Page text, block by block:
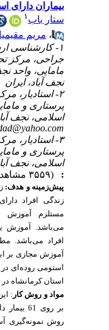
بیماران دارای
ستار باب
،مریم مقیمیان
۱- کارشناسی
جراحی، مرکز
مامایی، واحد
نجف آباد، ایران
۲- استادیار،
پرستاری و
اسلامی، نجف
۳- استادیار،
پرستاری و
اسلامی، نجف
پیش‌زمینه و هدف:
زندگی افراد
مستلزم آموزش
می‌باشد. آموزش
افراد می‌باشد.
آموزش مجازی بر
استومی روده‌ای در
استان کرمانشاه در سال 1400-1399
مواد و روش کار: این
روی61 بیمار دارای استومی